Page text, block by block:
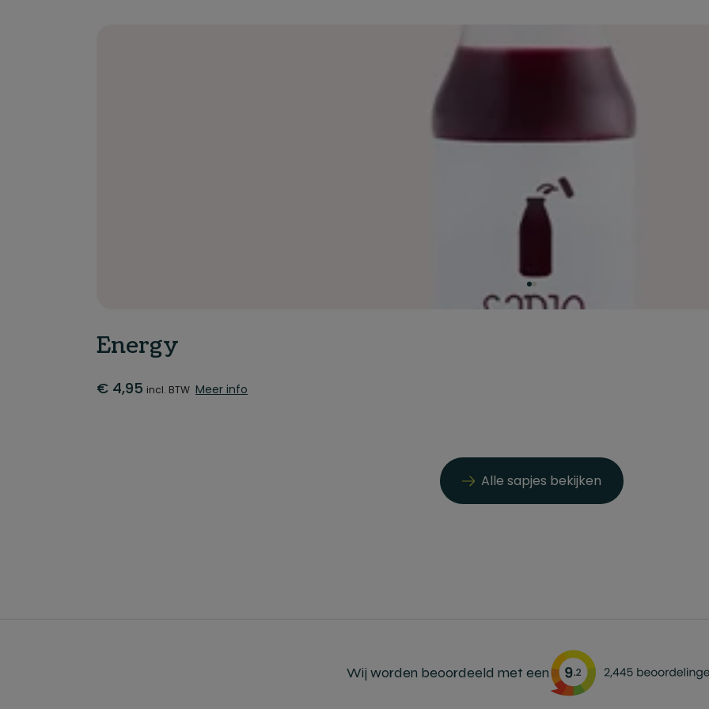
Energy
€ 4,95 incl. BTW Meer info
Alle sapjes bekijken
Wij worden beoordeeld met een